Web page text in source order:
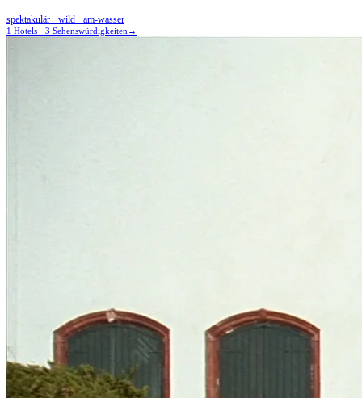
spektakulär · wild · am-wasser
1 Hotels · 3 Sehenswürdigkeiten →